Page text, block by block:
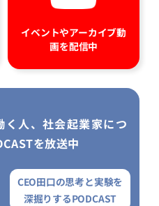
イベントやアーカイブ動
画を配信中
く人、社会起業家につ
を放送中
CEO田口の思考と実験を
深掘りするPODCAST